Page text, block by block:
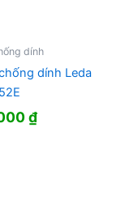
dính
dính Leda
₫